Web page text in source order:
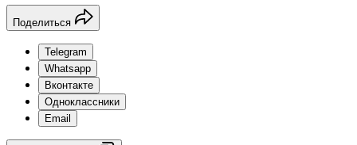
Поделиться
Telegram
Whatsapp
Вконтакте
Одноклассники
Email